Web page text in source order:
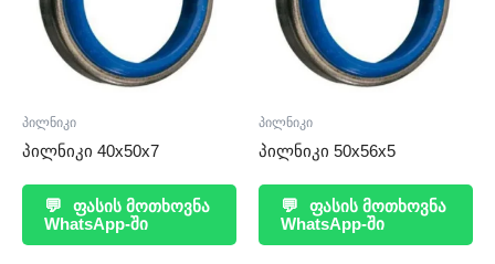
პილნიკი
პილნიკი 40x50x7
💬
ფასის მოთხოვნა
WhatsApp-ში
პილნიკი
პილნიკი 50x56x5
💬
ფასის მოთხოვნა
WhatsApp-ში